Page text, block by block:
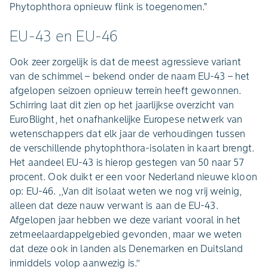
Phytophthora opnieuw flink is toegenomen."
EU-43 en EU-46
Ook zeer zorgelijk is dat de meest agressieve variant
van de schimmel – bekend onder de naam EU-43 – het
afgelopen seizoen opnieuw terrein heeft gewonnen.
Schirring laat dit zien op het jaarlijkse overzicht van
EuroBlight, het onafhankelijke Europese netwerk van
wetenschappers dat elk jaar de verhoudingen tussen
de verschillende phytophthora-isolaten in kaart brengt.
Het aandeel EU-43 is hierop gestegen van 50 naar 57
procent. Ook duikt er een voor Nederland nieuwe kloon
op: EU-46. ,,Van dit isolaat weten we nog vrij weinig,
alleen dat deze nauw verwant is aan de EU-43.
Afgelopen jaar hebben we deze variant vooral in het
zetmeelaardappelgebied gevonden, maar we weten
dat deze ook in landen als Denemarken en Duitsland
inmiddels volop aanwezig is.’’